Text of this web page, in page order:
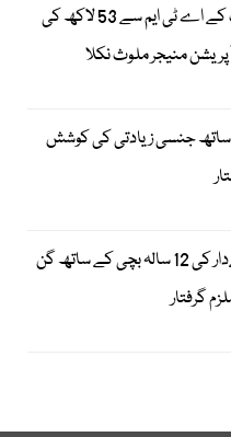
کراچی: نجی بینک کے اے ٹی ایم سے 53 لاکھ کی
منیجر ملوث نکلا
جنسی زیادتی کی کوشش
لاہور؛ قریبی رشتےدار کی 12 سالہ بچی کے ساتھ گن
گرفتار